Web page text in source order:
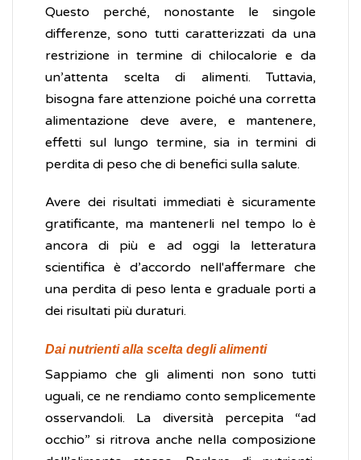
Questo perché, nonostante le singole
differenze, sono tutti caratterizzati da una
restrizione in termine di chilocalorie e da
un’attenta scelta di alimenti. Tuttavia,
bisogna fare attenzione poiché una corretta
alimentazione deve avere, e mantenere,
effetti sul lungo termine, sia in termini di
perdita di peso che di benefici sulla salute.
Avere dei risultati immediati è sicuramente
gratificante, ma mantenerli nel tempo lo è
ancora di più e ad oggi la letteratura
scientifica è d’accordo nell'affermare che
una perdita di peso lenta e graduale porti a
dei risultati più duraturi.
Dai nutrienti alla scelta degli alimenti
Sappiamo che gli alimenti non sono tutti
uguali, ce ne rendiamo conto semplicemente
osservandoli. La diversità percepita “ad
occhio” si ritrova anche nella composizione